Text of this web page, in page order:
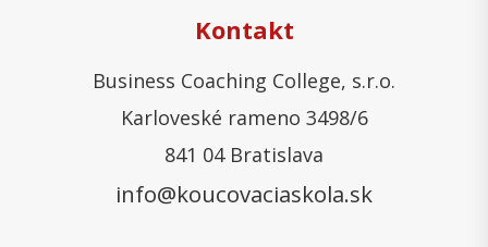
Kontakt
Business Coaching College, s.r.o.
Karloveské rameno 3498/6
841 04 Bratislava
info@koucovaciaskola.sk